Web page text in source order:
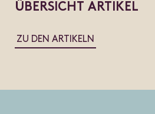
ÜBERSICHT ARTIKEL
ZU DEN ARTIKELN